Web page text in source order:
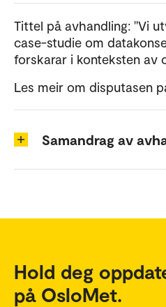
Tittel på avhandling: "Vi
case-studie om
forskarar i konteksten av
Les meir om disputasen
Samandrag av
Hold deg
på OsloMet.